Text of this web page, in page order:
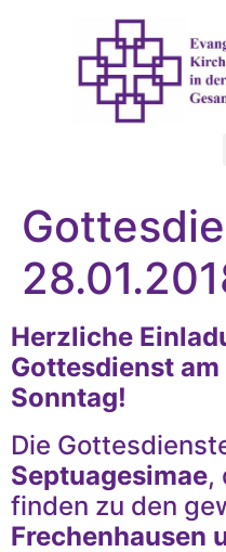
Herzliche
Gottesdienst
Sonntag!
Die
Septuagesimae,
finden zu den
Frechenhausen